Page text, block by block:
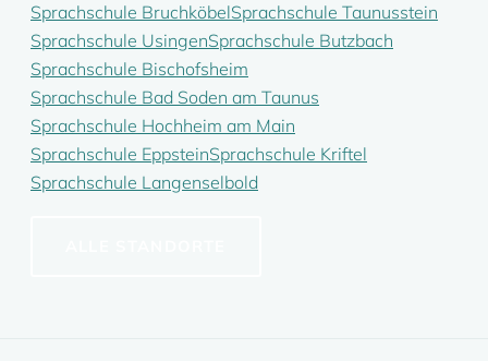
Sprachschule BruchköbelSprachschule Taunusstein
Sprachschule UsingenSprachschule Butzbach
Sprachschule Bischofsheim
Sprachschule Bad Soden am Taunus
Sprachschule Hochheim am Main
Sprachschule EppsteinSprachschule Kriftel
Sprachschule Langenselbold